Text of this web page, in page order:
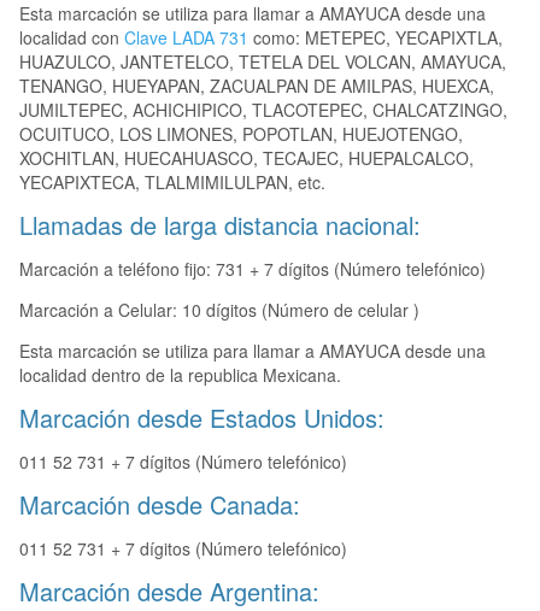
Esta marcación se utiliza para llamar a AMAYUCA desde una
localidad con Clave LADA 731 como: METEPEC, YECAPIXTLA,
HUAZULCO, JANTETELCO, TETELA DEL VOLCAN, AMAYUCA,
TENANGO, HUEYAPAN, ZACUALPAN DE AMILPAS, HUEXCA,
JUMILTEPEC, ACHICHIPICO, TLACOTEPEC, CHALCATZINGO,
OCUITUCO, LOS LIMONES, POPOTLAN, HUEJOTENGO,
XOCHITLAN, HUECAHUASCO, TECAJEC, HUEPALCALCO,
YECAPIXTECA, TLALMIMILULPAN, etc.
Llamadas de larga distancia nacional:
Marcación a teléfono fijo: 731 + 7 dígitos (Número telefónico)
Marcación a Celular: 10 dígitos (Número de celular )
Esta marcación se utiliza para llamar a AMAYUCA desde una
localidad dentro de la republica Mexicana.
Marcación desde Estados Unidos:
011 52 731 + 7 dígitos (Número telefónico)
Marcación desde Canada:
011 52 731 + 7 dígitos (Número telefónico)
Marcación desde Argentina: